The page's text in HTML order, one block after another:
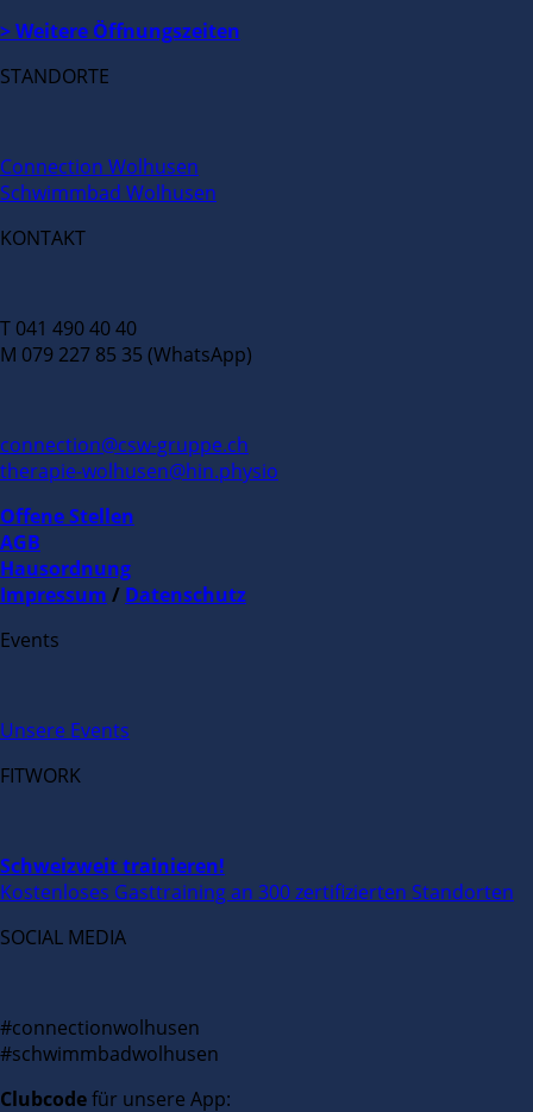
> Weitere Öffnungszeiten
STANDORTE
Connection Wolhusen
Schwimmbad Wolhusen
KONTAKT
T 041 490 40 40
M 079 227 85 35 (WhatsApp)
connection@csw-gruppe.ch
therapie-wolhusen@hin.physio
Offene Stellen
AGB
Hausordnung
Impressum / Datenschutz
Events
Unsere Events
FITWORK
Schweizweit trainieren!
Kostenloses Gasttraining an 300 zertifizierten Standorten
SOCIAL MEDIA
#connectionwolhusen
#schwimmbadwolhusen
Clubcodefür unsere App: